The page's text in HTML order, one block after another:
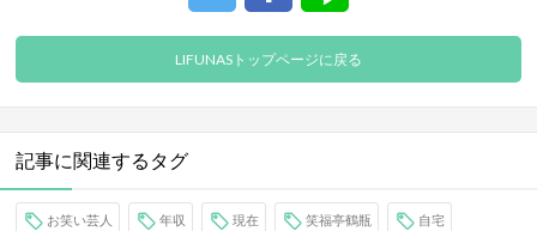
LIFUNASトップページに戻る
記事に関連するタグ
お笑い芸人 年収 現在 笑福亭鶴瓶 自宅